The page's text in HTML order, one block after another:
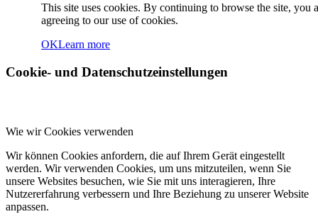
This site uses cookies. By continuing to browse the site, you
agreeing to our use of cookies.
OKLearn more
Cookie- und Datenschutzeinstellungen
Wie wir Cookies verwenden
Wir können Cookies anfordern, die auf Ihrem Gerät eingestellt
werden. Wir verwenden Cookies, um uns mitzuteilen, wenn Sie
unsere Websites besuchen, wie Sie mit uns interagieren, Ihre
Nutzererfahrung verbessern und Ihre Beziehung zu unserer Website
anpassen.